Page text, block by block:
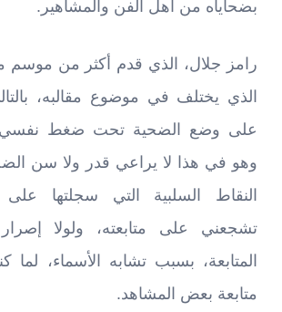
بضحاياه من أهل الفن والمشاهير.
رامز جلال، الذي قدم أكثر من موسم
الذي يختلف في موضوع مقالبه،
على وضع الضحية تحت ضغط نفسي
وهو في هذا لا يراعي قدر ولا سن
النقاط السلبية التي سجلتها على
تشجعني على متابعته، ولولا
المتابعة، بسبب تشابه الأسماء،
متابعة بعض المشاهد.